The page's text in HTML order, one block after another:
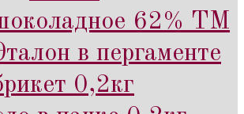
62% ТМ
в пергаменте
0,2кг